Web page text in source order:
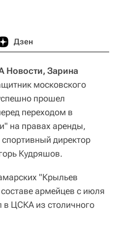
Дзен
Зарина
московского
прошел
переходом в
на правах аренды,
директор
Кудряшов.
"Крыльев
армейцев с июля
в ЦСКА из столичного